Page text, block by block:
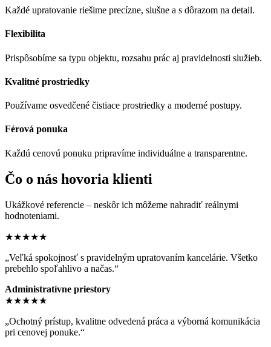
Každé upratovanie riešime precízne, slušne a s dôrazom na detail.
Flexibilita
Prispôsobíme sa typu objektu, rozsahu prác aj pravidelnosti služieb.
Kvalitné prostriedky
Používame osvedčené čistiace prostriedky a moderné postupy.
Férová ponuka
Každú cenovú ponuku pripravíme individuálne a transparentne.
Čo o nás hovoria klienti
Ukážkové referencie – neskôr ich môžeme nahradiť reálnymi
hodnoteniami.
★★★★★
„Veľká spokojnosť s pravidelným upratovaním kancelárie. Všetko
prebehlo spoľahlivo a načas.“
Administratívne priestory
★★★★★
„Ochotný prístup, kvalitne odvedená práca a výborná komunikácia
pri cenovej ponuke.“